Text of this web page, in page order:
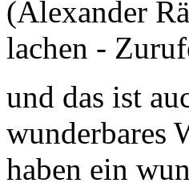
(Alexander
lachen -
und das ist
wunderbares
haben ein